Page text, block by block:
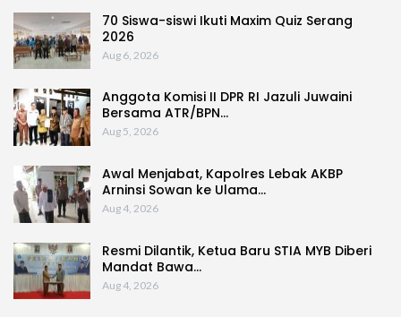
70 Siswa-siswi Ikuti Maxim Quiz Serang
2026
Aug 6, 2026
Anggota Komisi II DPR RI Jazuli Juwaini
Bersama ATR/BPN…
Aug 5, 2026
Awal Menjabat, Kapolres Lebak AKBP
Arninsi Sowan ke Ulama…
Aug 4, 2026
Resmi Dilantik, Ketua Baru STIA MYB Diberi
Mandat Bawa…
Aug 4, 2026